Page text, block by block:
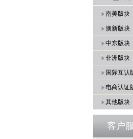
南美版块
澳新版块
中东版块
非洲版块
国际互认
电商认证
其他版块
客户